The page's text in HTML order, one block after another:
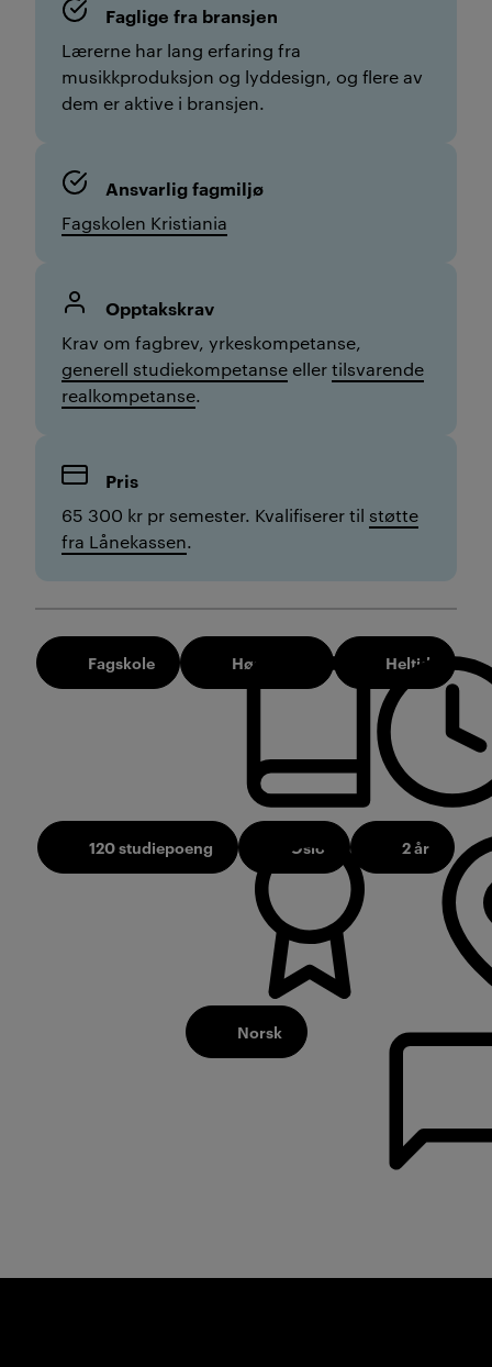
Faglige fra bransjen
Lærerne har lang erfaring fra
musikkproduksjon og lyddesign, og flere av
dem er aktive i bransjen.
Ansvarlig fagmiljø
Fagskolen Kristiania
Opptakskrav
Krav om fagbrev, yrkeskompetanse,
generell studiekompetanse ellertilsvarende
realkompetanse.
Pris
65 300 kr pr semester. Kvalifiserer til støtte
fra Lånekassen.
Fagskole Høst 2026 Heltid
120 studiepoeng Oslo 2 år
Norsk